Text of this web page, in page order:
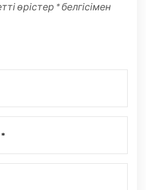
өрістер * белгісімен